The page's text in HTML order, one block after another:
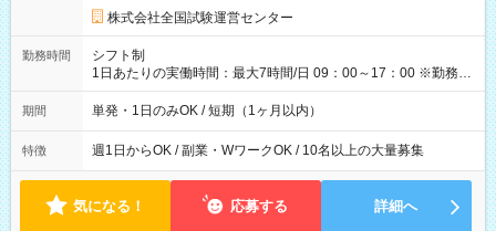
円の場合あり ・国家試験 7:00～13:30（休憩なし） 時給1,300
円（役割手当＋100円）×6時間＝日収8,400円＋交通費 【試用期
間】試用期間なし
株式会社全国試験運営センター
勤務時間
シフト制
1日あたりの実働時間：最大7時間/日 09：00～17：00 ※勤務時
間は 試験により異なります。
期間 単発・1日のみOK / 短期（1ヶ月以内）
特徴 週1日からOK / 副業・WワークOK / 10名以上の大量募集
気になる！ 応募する 詳細へ